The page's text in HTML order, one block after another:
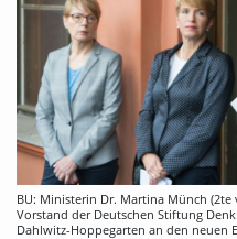
BU: Ministerin Dr. Martina Münch
Vorstand der Deutschen Stiftung
Dahlwitz-Hoppegarten an den neuen